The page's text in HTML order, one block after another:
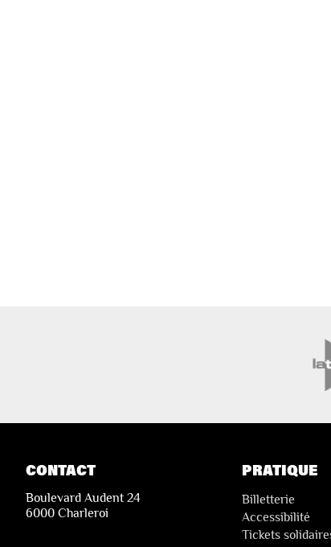
CONTACT
Boulevard Audent 24
6000 Charleroi
PRATIQUE
Billetterie
Accessibilité
Tickets